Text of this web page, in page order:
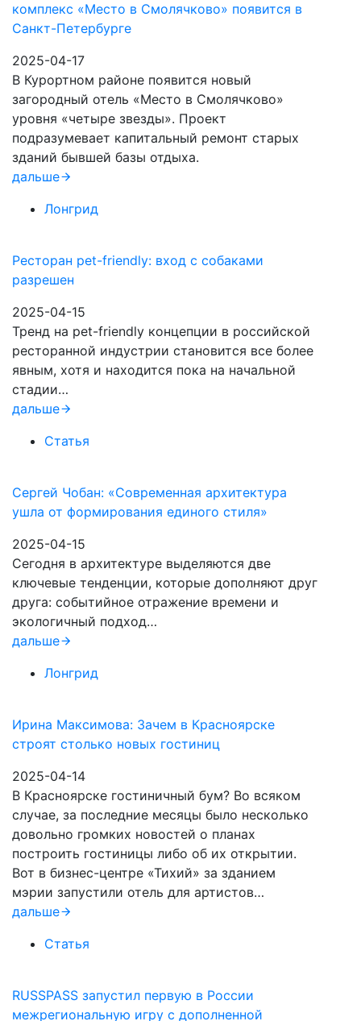
комплекс «Место в Смолячково» появится в
Санкт-Петербурге
2025-04-17
В Курортном районе появится новый
загородный отель «Место в Смолячково»
уровня «четыре звезды». Проект
подразумевает капитальный ремонт старых
зданий бывшей базы отдыха.
дальше
Лонгрид
Ресторан pet-friendly: вход с собаками
разрешен
2025-04-15
Тренд на pet-friendly концепции в российской
ресторанной индустрии становится все более
явным, хотя и находится пока на начальной
стадии…
дальше
Статья
Сергей Чобан: «Современная архитектура
ушла от формирования единого стиля»
2025-04-15
Сегодня в архитектуре выделяются две
ключевые тенденции, которые дополняют друг
друга: событийное отражение времени и
экологичный подход…
дальше
Лонгрид
Ирина Максимова: Зачем в Красноярске
строят столько новых гостиниц
2025-04-14
В Красноярске гостиничный бум? Во всяком
случае, за последние месяцы было несколько
довольно громких новостей о планах
построить гостиницы либо об их открытии.
Вот в бизнес-центре «Тихий» за зданием
мэрии запустили отель для артистов…
дальше
Статья
RUSSPASS запустил первую в России
межрегиональную игру с дополненной